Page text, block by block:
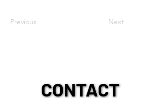
Previous Next
CONTACT
CONTACT